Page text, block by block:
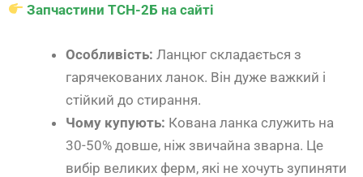
Запчастини ТСН-2Б на сайті
Особливість: Ланцюг складається з
гарячекованих ланок. Він дуже важкий і
стійкий до стирання.
Чому купують: Кована ланка служить на
30-50% довше, ніж звичайна зварна. Це
вибір великих ферм, які не хочуть зупиняти